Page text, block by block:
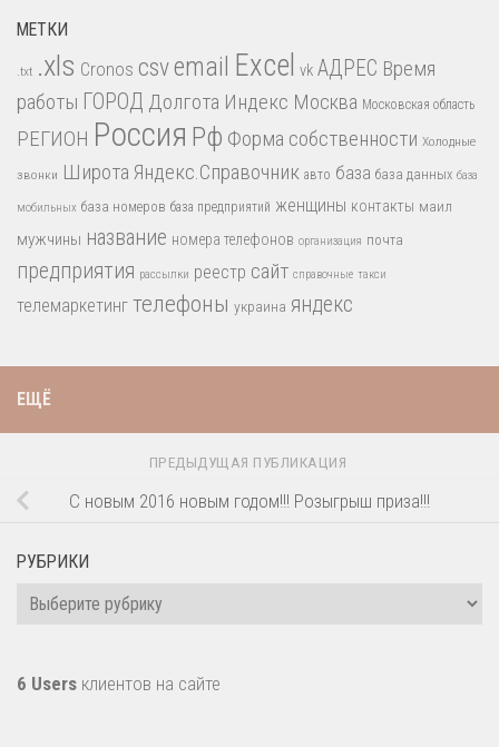
МЕТКИ
.txt .xls Cronos csvemail Excel vk АДРЕС Время
работы ГОРОД Долгота Индекс Москва Московская область
РЕГИОН Россия Рф Форма собственности Холодные
звонки Широта Яндекс.Справочник авто база база данных база
мобильных база номеров база предприятий женщины контакты маил
мужчины название номера телефонов организация почта
предприятия рассылки реестр сайт справочные такси
телемаркетинг телефоны украина яндекс
ЕЩЁ
ПРЕДЫДУЩАЯ ПУБЛИКАЦИЯ
С новым 2016 новым годом!!! Розыгрыш приза!!!
РУБРИКИ
Рубрики
6 Users клиентов на сайте